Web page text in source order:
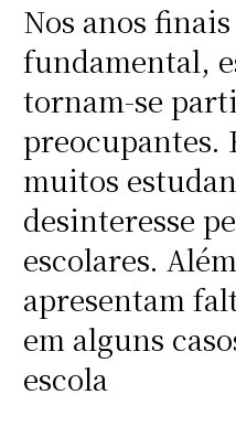
Nos anos
fundamental,
tornam-se
preocupantes.
muitos
desinteresse
escolares.
apresentam
em alguns
escola